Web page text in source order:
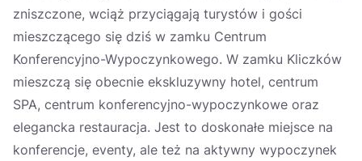
zniszczone, wciąż przyciągają turystów i gości
mieszczącego się dziś w zamku Centrum
Konferencyjno-Wypoczynkowego. W zamku Kliczków
mieszczą się obecnie ekskluzywny hotel, centrum
SPA, centrum konferencyjno-wypoczynkowe oraz
elegancka restauracja. Jest to doskonałe miejsce na
konferencje, eventy, ale też na aktywny wypoczynek